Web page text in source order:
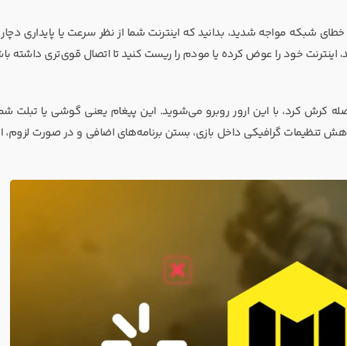
شبکه مواجه شدید، بدانید که اینترنت شما از نظر سرعت یا پایداری
اینترنت خود را عوض کرده یا مودم را ریست کنید تا اتصال قوی‌تری داشته
کرش کرد، با این ارور روبرو می‌شوید. این پیغام یعنی گوشی یا تبلت
تنظیمات گرافیکی داخل بازی، بستن برنامه‌های اضافی و در صورت لزوم،